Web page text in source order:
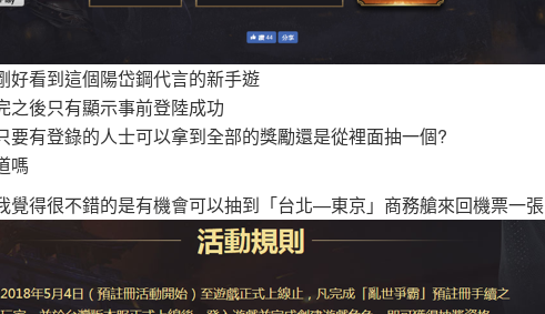
好看到這個陽岱鋼代言的新手遊
之後只有顯示事前登陸成功
要有登錄的人士可以拿到全部的獎勵還是從裡面抽一個?
嗎
覺得很不錯的是有機會可以抽到「台北—東京」商務艙來回機票一張